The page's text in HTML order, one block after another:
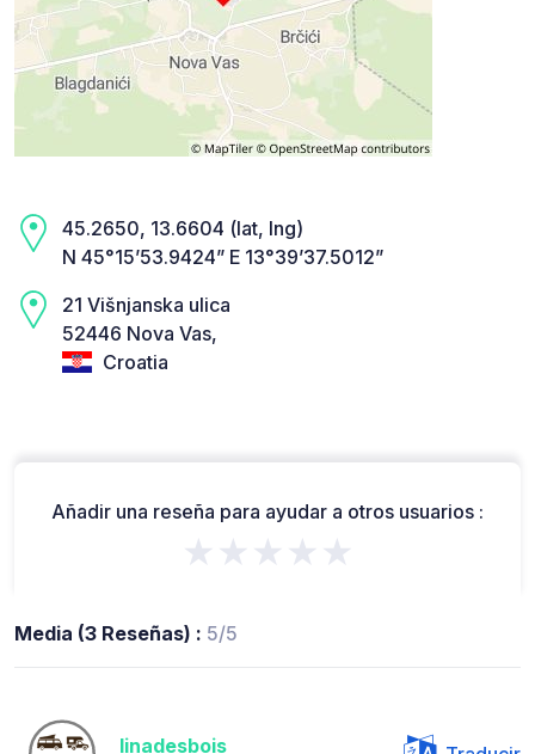
45.2650, 13.6604 (lat, lng)
N 45°15’53.9424” E 13°39’37.5012”
21 Višnjanska ulica
52446 Nova Vas,
Croatia
Añadir una reseña para ayudar a otros usuarios :
★★★★★
Media (3 Reseñas) : 5/5
linadesbois